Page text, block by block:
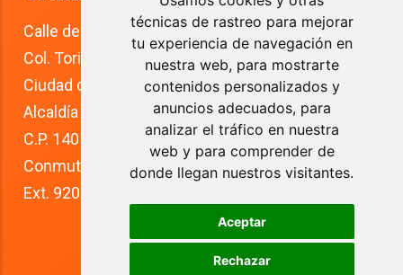
técnicas de rastreo para mejorar
tu experiencia de navegación en
nuestra web, para mostrarte
contenidos personalizados y
anuncios adecuados, para
analizar el tráfico en nuestra
web y para comprender de
donde llegan nuestros visitantes.
Aceptar
Rechazar
Calle del Río 4
Col. Toriello Guerra
Ciudad de México
Alcaldía Tlalpan
C.P. 14050
Conmutador: +52 (55) 5627 0210
Ext. 9200